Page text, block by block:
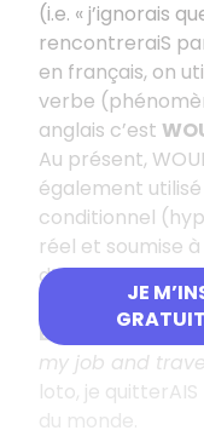
JE
(i.e. « j’ignorais
rencontreraiS
en français, on
verbe
anglais c’est
Au présent,
également
conditionnel
réel et soumise
d’un futur
d’une action
Exemple :«If I
my job and
loto, je
du monde.